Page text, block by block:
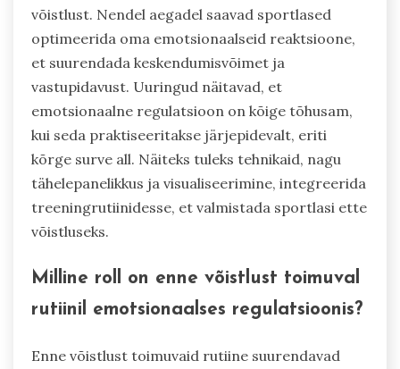
võistlust. Nendel aegadel saavad sportlased
optimeerida oma emotsionaalseid reaktsioone,
et suurendada keskendumisvõimet ja
vastupidavust. Uuringud näitavad, et
emotsionaalne regulatsioon on kõige tõhusam,
kui seda praktiseeritakse järjepidevalt, eriti
kõrge surve all. Näiteks tuleks tehnikaid, nagu
tähelepanelikkus ja visualiseerimine, integreerida
treeningrutiinidesse, et valmistada sportlasi ette
võistluseks.
Milline roll on enne võistlust toimuval
rutiinil emotsionaalses regulatsioonis?
Enne võistlust toimuvaid rutiine suurendavad